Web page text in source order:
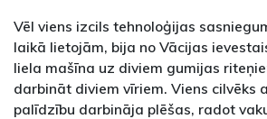
Vēl viens izcils tehnoloģijas
laikā lietojām, bija no Vācijas
liela mašīna uz diviem gumijas
darbināt diviem vīriem. Viens cilvēks
palīdzību darbināja plēšas, radot